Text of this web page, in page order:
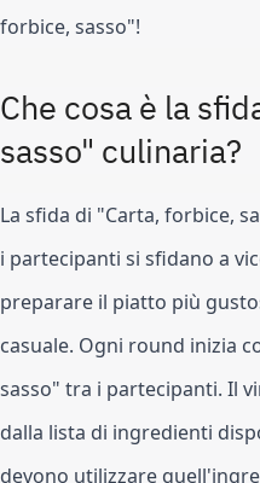
forbice, sasso"!
Che cosa è la
sasso" culinaria?
La sfida di "Carta, forbice,
i partecipanti si sfidano a
preparare il piatto più
casuale. Ogni round inizia
sasso" tra i partecipanti. Il
dalla lista di ingredienti
devono utilizzare